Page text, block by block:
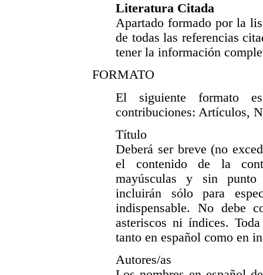
Literatura Citada
Apartado formado por la
de todas las referencias
tener la información
FORMATO
El siguiente formato
contribuciones: Artículos,
Título
Deberá ser breve (no
el contenido de la
mayúsculas y sin
incluirán sólo para
indispensable. No debe
asteriscos ni índices.
tanto en español como en
Autores/as